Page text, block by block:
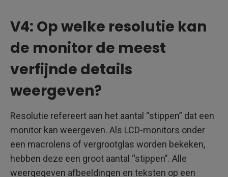
V4: Op welke resolutie kan
de monitor de meest
verfijnde details
weergeven?
Resolutie refereert aan het aantal “stippen” dat een
monitor kan weergeven. Als LCD-monitors onder
een macrolens of vergrootglas worden bekeken,
hebben deze een groot aantal “stippen”. Alle
weergegeven afbeeldingen en teksten op een